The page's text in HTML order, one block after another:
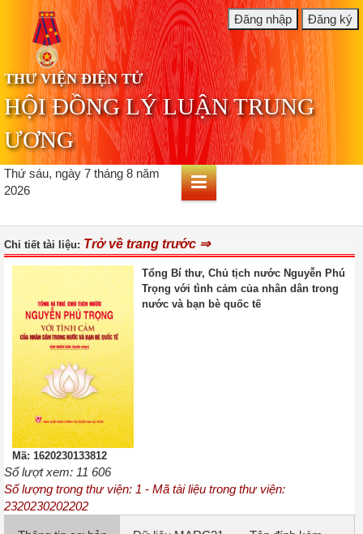
THƯ VIỆN ĐIỆN TỬ
HỘI ĐỒNG LÝ LUẬN TRUNG
ƯƠNG
Thứ sáu, ngày 7 tháng 8 năm
2026
Chi tiết tài liệu: Trở về trang trước ⇒
Mã: 1620230133812
Tổng Bí thư, Chủ tịch nước Nguyễn Phú
Trọng với tình cảm của nhân dân trong
nước và bạn bè quốc tế
Số lượt xem: 11 606
Số lượng trong thư viện: 1 - Mã tài liệu trong thư viện:
2320230202202